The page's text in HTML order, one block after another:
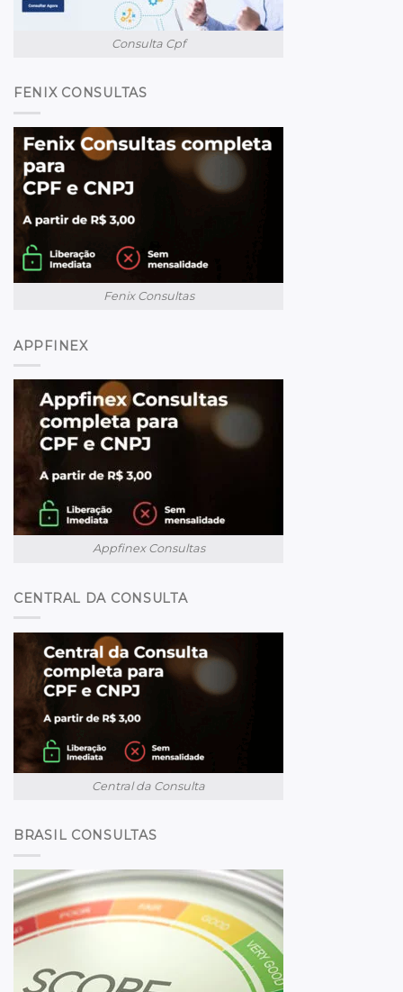
Consulta Cpf
FENIX CONSULTAS
Fenix Consultas
APPFINEX
Appfinex Consultas
CENTRAL DA CONSULTA
Central da Consulta
BRASIL CONSULTAS